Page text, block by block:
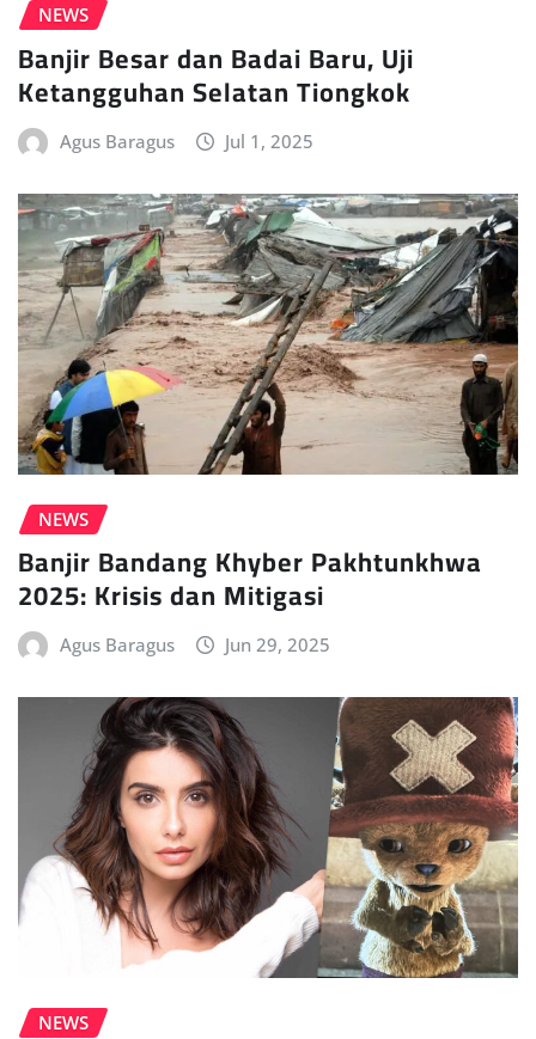
NEWS
Banjir Besar dan Badai Baru, Uji
Ketangguhan Selatan Tiongkok
Agus Baragus Jul 1, 2025
NEWS
Banjir Bandang Khyber Pakhtunkhwa
2025: Krisis dan Mitigasi
Agus Baragus Jun 29, 2025
NEWS